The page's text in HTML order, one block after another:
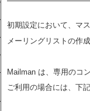
初期設定において、マ
メーリングリストの作
Mailman は、専用のコ
ご利用の場合には、下